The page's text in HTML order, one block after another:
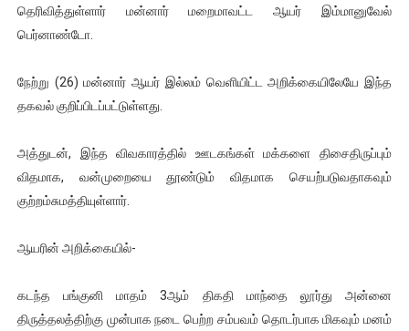
இளையராஜா – கமல் அவசர சந்திப்பு (படங்கள், விடியோ)
32 CM விநோத கன்றுக்குட்டி! (வீடியோ)
வலிமை தான் அஜித் திரைப்பயணத்திலே அதிக காலெக்ஷன் செய்த
அல்வா கொடுக்கின்றது இலங்கை!
தெரிவித்துள்ளார் மன்னார் மறைமாவட்ட ஆயர் இம்மானுவேல்
பெர்னாண்டோ.
நேற்று (26) மன்னார் ஆயர் இல்லம் வெளியிட்ட அறிக்கையிலேயே இந்த
தகவல் குறிப்பிடப்பட்டுள்ளது.
அத்துடன், இந்த விவகாரத்தில் ஊடகங்கள் மக்களை திசைதிருப்பும்
விதமாக, வன்முறையை தூண்டும் விதமாக செயற்படுவதாகவும்
குற்றம்சுமத்தியுள்ளார்.
ஆயரின் அறிக்கையில்-
கடந்த பங்குனி மாதம் 3ஆம் திகதி மாந்தை லூர்து அன்னை
திருத்தலத்திற்கு முன்பாக நடை பெற்ற சம்பவம் தொடர்பாக மிகவும் மனம்